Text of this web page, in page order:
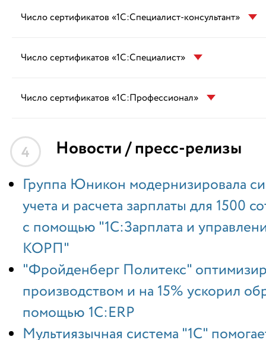
Число сертификатов «1С:Специалист-консультант»
Число сертификатов «1С:Специалист»
Число сертификатов «1С:Профессионал»
4 Новости / пресс-релизы
Группа Юникон модернизировала
учета и расчета зарплаты для 1500
с помощью "1С:Зарплата и
КОРП"
"Фройденберг Политекс"
производством и на 15% ускорил
помощью 1С:ERP
Мультиязычная система "1С"